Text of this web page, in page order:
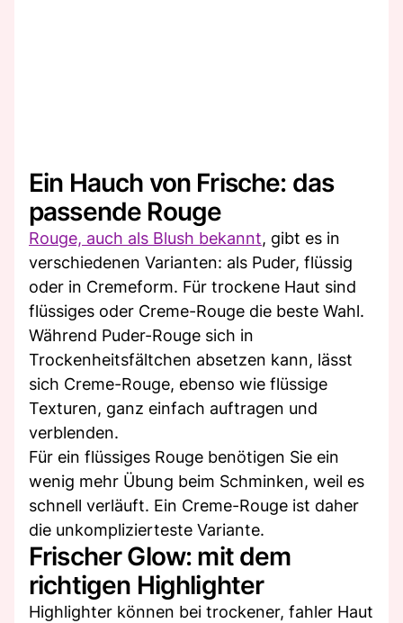
Ein Hauch von Frische: das
passende Rouge
Rouge, auch als Blush bekannt, gibt es in
verschiedenen Varianten: als Puder, flüssig
oder in Cremeform. Für trockene Haut sind
flüssiges oder Creme-Rouge die beste Wahl.
Während Puder-Rouge sich in
Trockenheitsfältchen absetzen kann, lässt
sich Creme-Rouge, ebenso wie flüssige
Texturen, ganz einfach auftragen und
verblenden.
Für ein flüssiges Rouge benötigen Sie ein
wenig mehr Übung beim Schminken, weil es
schnell verläuft. Ein Creme-Rouge ist daher
die unkomplizierteste Variante.
Frischer Glow: mit dem
richtigen Highlighter
Highlighter können bei trockener, fahler Haut